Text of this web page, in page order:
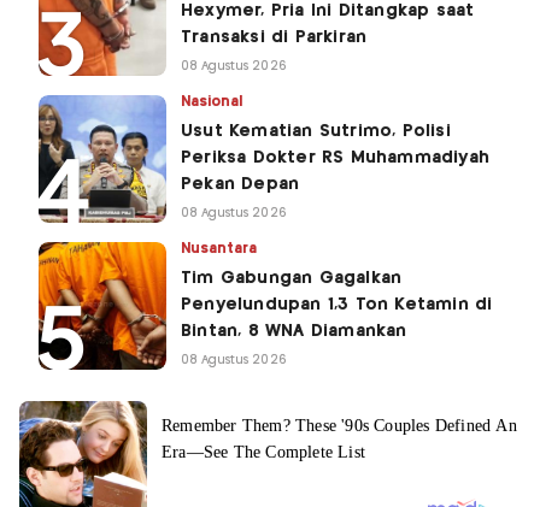
Hexymer, Pria Ini Ditangkap saat
Transaksi di Parkiran
08 Agustus 2026
Nasional
Usut Kematian Sutrimo, Polisi
Periksa Dokter RS Muhammadiyah
Pekan Depan
08 Agustus 2026
Nusantara
Tim Gabungan Gagalkan
Penyelundupan 1,3 Ton Ketamin di
Bintan, 8 WNA Diamankan
08 Agustus 2026